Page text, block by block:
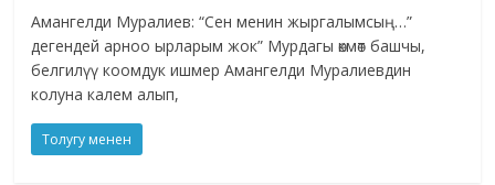
Амангелди Муралиев: “Сен менин жыргалымсың…”
дегендей арноо ырларым жок” Мурдагы өкмөт башчы,
белгилүү коомдук ишмер Амангелди Муралиевдин
колуна калем алып,
Толугу менен